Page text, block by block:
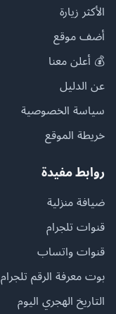
الأكثر زيارة
أضف موقع
💰 أعلن معنا
عن الدليل
سياسة الخصوصية
خريطة الموقع
روابط مفيدة
ضيافة منزلية
قنوات تلجرام
قنوات واتساب
بوت معرفة الرقم تلجرام
التاريخ الهجري اليوم